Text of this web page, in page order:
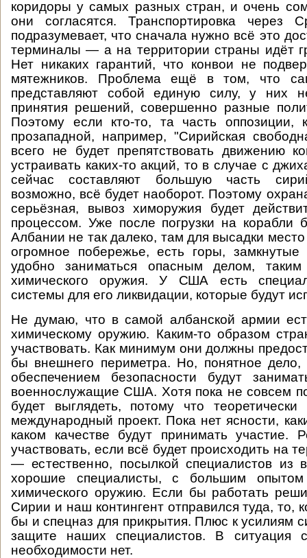
коридоры у самых разных стран, и очень
они согласятся. Транспортировка через
подразумевает, что сначала нужно всё это
терминалы — а на территории страны идёт
Нет никаких гарантий, что конвои не
мятежников. Проблема ещё в том, что
представляют собой единую силу, у них
принятия решений, совершенно разные
Поэтому если кто-то, та часть оппозиции,
прозападной, например, "Сирийская
всего не будет препятствовать движению
устраивать каких-то акций, то в случае с
сейчас составляют большую часть
возможно, всё будет наоборот. Поэтому
серьёзная, вывоз химоружия будет
процессом. Уже после погрузки на
Албании не так далеко, там для высадки
огромное побережье, есть горы, замкнутые
удобно заниматься опасным делом, таким
химического оружия. У США есть
системы для его ликвидации, которые будут
Не думаю, что в самой албанской армии
химическому оружию. Каким-то образом
участвовать. Как минимум они должны
бы внешнего периметра. Но, понятное дело,
обеспечением безопасности будут
военнослужащие США. Хотя пока не совсем
будет выглядеть, потому что
международный проект. Пока нет ясности,
каком качестве будут принимать участие.
участвовать, если всё будет происходить на
— естественно, посылкой специалистов из
хорошие специалисты, с большим
химического оружию. Если бы работать
Сирии и наш контингент отправился туда, то,
бы и спецназ для прикрытия. Плюс к усилиям
защите наших специалистов. В ситуация
необходимости нет.